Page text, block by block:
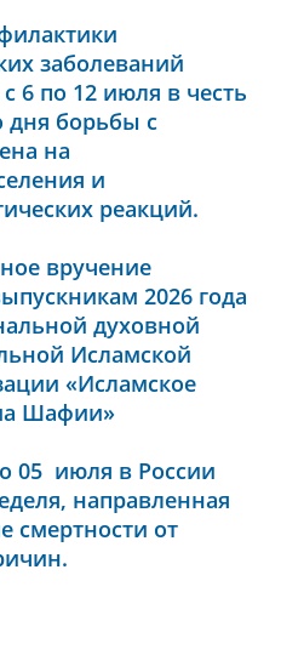
заболеваний
6 по 12 июля в честь
дня борьбы с
на
и
реакций.
вручение
2026 года
духовной
Исламской
«Исламское
Шафии»
05 июля в России
направленная
смертности от